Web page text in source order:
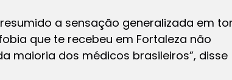
a sensação generalizada em
que te recebeu em Fortaleza não
maioria dos médicos brasileiros”, disse